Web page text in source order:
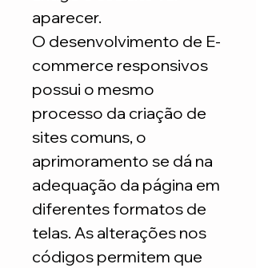
aparecer.
O desenvolvimento de E-
commerce responsivos
possui o mesmo
processo da criação de
sites comuns, o
aprimoramento se dá na
adequação da página em
diferentes formatos de
telas. As alterações nos
códigos permitem que